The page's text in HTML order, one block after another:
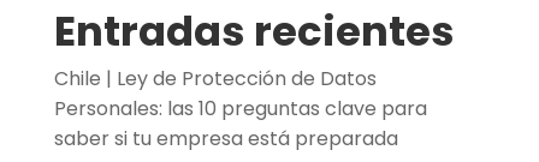
Entradas recientes
Chile | Ley de Protección de Datos
Personales: las 10 preguntas clave para
saber si tu empresa está preparada